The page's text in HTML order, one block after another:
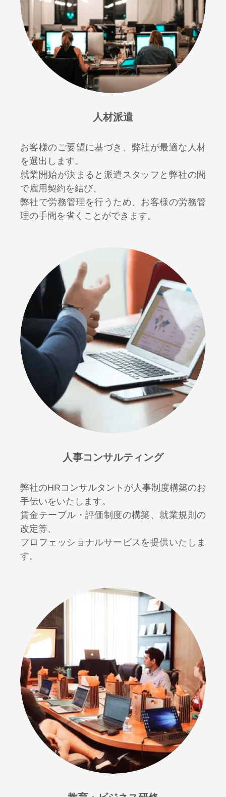
人材派遣
お客様のご要望に基づき、弊社が最適な人材
を選出します。
就業開始が決まると派遣スタッフと弊社の間
で雇用契約を結び、
弊社で労務管理を行うため、お客様の労務管
理の手間を省くことができます。
人事コンサルティング
弊社のHRコンサルタントが人事制度構築のお
手伝いをいたします。
賃金テーブル・評価制度の構築、就業規則の
改定等、
プロフェッショナルサービスを提供いたしま
す。